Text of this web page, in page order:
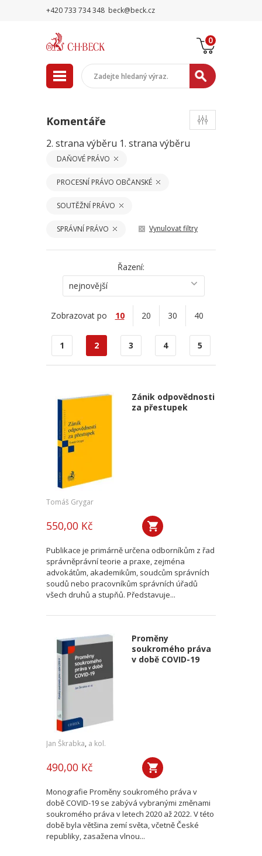
+420 733 734 348 beck@beck.cz
0
Komentáře
2. strana výběru 1. strana výběru
DAŇOVÉ PRÁVO
PROCESNÍ PRÁVO OBČANSKÉ
SOUTĚŽNÍ PRÁVO
SPRÁVNÍ PRÁVO Vynulovat filtry
Řazení:
nejnovější
Zobrazovat po 10 20 30 40
1 2 3 4 5
Zánik odpovědnosti
za přestupek
Tomáš Grygar
550,00 Kč
Publikace je primárně určena odborníkům z řad
správněprávní teorie a praxe, zejména
advokátům, akademikům, soudcům správních
soudů nebo pracovníkům správních úřadů
všech druhů a stupňů. Představuje...
Proměny
soukromého práva
v době COVID-19
Jan Škrabka, a kol.
490,00 Kč
Monografie Proměny soukromého práva v
době COVID-19 se zabývá vybranými změnami
soukromého práva v letech 2020 až 2022. V této
době byla většina zemí světa, včetně České
republiky, zasažena vlnou...